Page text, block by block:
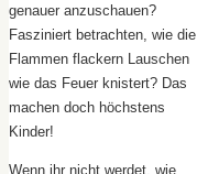
genauer anzuschauen?
Fasziniert betrachten, wie die
Flammen flackern Lauschen
wie das Feuer knistert? Das
machen doch höchstens
Kinder!
Wenn ihr nicht werdet, wie